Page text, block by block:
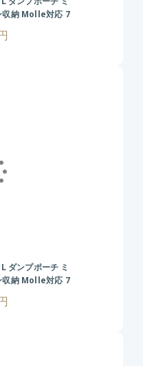
収納 Molle対応 7
ダンプポーチ ミ
収納 Molle対応 7